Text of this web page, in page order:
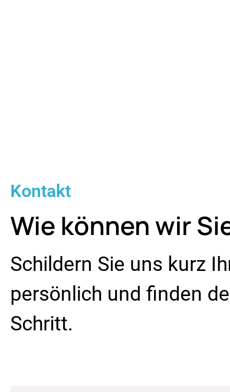
Kontakt
Wie können wir
Schildern Sie uns kurz
persönlich und finden
Schritt.